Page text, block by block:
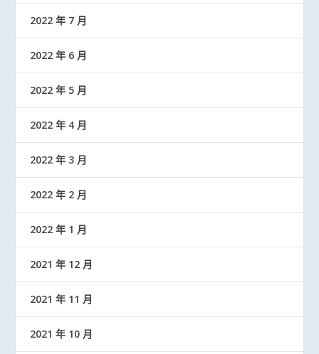
2022 年 7 月
2022 年 6 月
2022 年 5 月
2022 年 4 月
2022 年 3 月
2022 年 2 月
2022 年 1 月
2021 年 12 月
2021 年 11 月
2021 年 10 月